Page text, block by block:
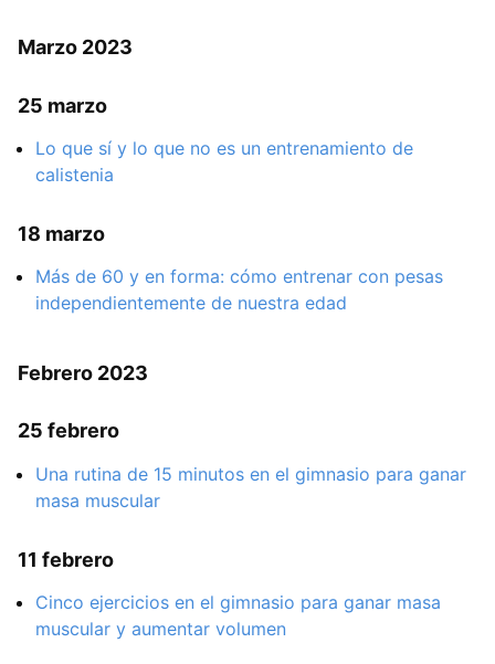
Marzo 2023
25 marzo
Lo que sí y lo que no es un entrenamiento de
calistenia
18 marzo
Más de 60 y en forma: cómo entrenar con pesas
independientemente de nuestra edad
Febrero 2023
25 febrero
Una rutina de 15 minutos en el gimnasio para ganar
masa muscular
11 febrero
Cinco ejercicios en el gimnasio para ganar masa
muscular y aumentar volumen